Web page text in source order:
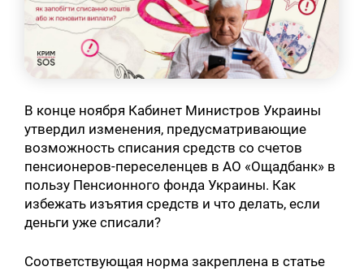
В конце ноября Кабинет Министров Украины
утвердил изменения, предусматривающие
возможность списания средств со счетов
пенсионеров-переселенцев в АО «Ощадбанк» в
пользу Пенсионного фонда Украины. Как
избежать изъятия средств и что делать, если
деньги уже списали?
Соответствующая норма закреплена в статье